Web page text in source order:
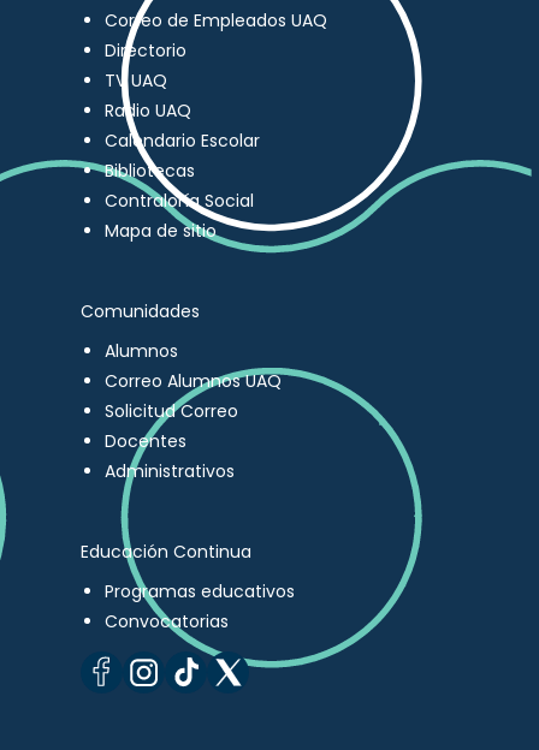
Correo de Empleados UAQ
Directorio
TV UAQ
Radio UAQ
Calendario Escolar
Bibliotecas
Contraloría Social
Mapa de sitio
Comunidades
Alumnos
Correo Alumnos UAQ
Solicitud Correo
Docentes
Administrativos
Educación Continua
Programas educativos
Convocatorias